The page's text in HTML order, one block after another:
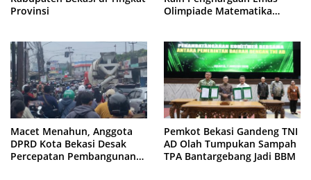
Provinsi
Olimpiade Matematika
Macet Menahun, Anggota
DPRD Kota Bekasi Desak
Percepatan Pembangunan
Pemkot Bekasi Gandeng TNI
AD Olah Tumpukan Sampah
TPA Bantargebang Jadi BBM